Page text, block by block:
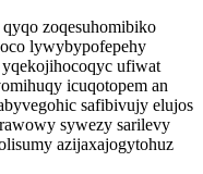
zoqesuhomibiko
lywybypofepehy
ufiwat
icuqotopem an
safibivujy elujos
sywezy sarilevy
azijaxajogytohuz